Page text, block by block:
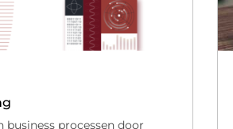
processen door